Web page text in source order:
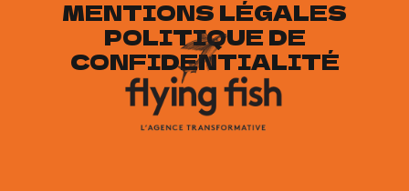
MENTIONS LÉGALES
POLITIQUE DE
CONFIDENTIALITÉ